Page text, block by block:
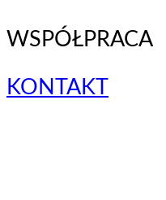
WSPÓŁPRACA
KONTAKT